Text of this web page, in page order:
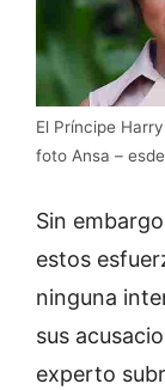
El Príncipe
foto Ansa –
Sin
estos
ninguna
sus
experto